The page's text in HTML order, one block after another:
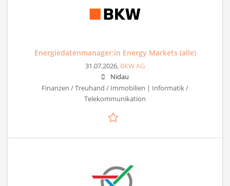
Energiedatenmanager:in Energy Markets (alle)
31.07.2026, BKW AG
Nidau
Finanzen / Treuhand / Immobilien | Informatik /
Telekommunikation